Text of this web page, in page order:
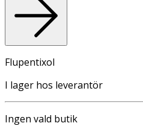
Flupentixol
I lager hos leverantör
Ingen vald butik